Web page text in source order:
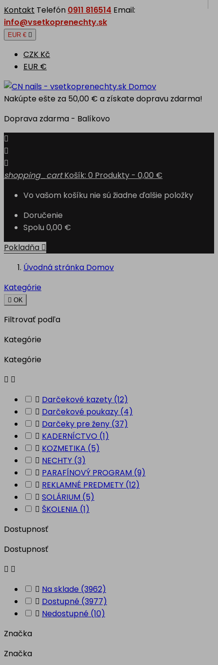
Kontakt Telefón 0911 816514 Email:
info@vsetkoprenechty.sk
EUR € 
CZK Kč
EUR €
Domov
Nakúpte ešte za 50,00 € a získate dopravu zdarma!
Doprava zdarma - Balíkovo



shopping_cart Košík: 0 Produkty - 0,00 €
Vo vašom košíku nie sú žiadne ďalšie položky
Doručenie
Spolu 0,00 €
Pokladňa 
Úvodná stránka Domov
Kategórie
 OK
Filtrovať podľa
Kategórie
Kategórie
 
 Darčekové kazety (12)
 Darčekové poukazy (4)
 Darčeky pre ženy (37)
 KADERNÍCTVO (1)
 KOZMETIKA (5)
 NECHTY (3)
 PARAFÍNOVÝ PROGRAM (9)
 REKLAMNÉ PREDMETY (12)
 SOLÁRIUM (5)
 ŠKOLENIA (1)
Dostupnosť
Dostupnosť
 
 Na sklade (3962)
 Dostupné (3977)
 Nedostupné (10)
Značka
Značka